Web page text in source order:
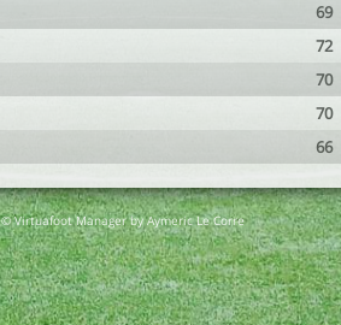
69
72
70
70
66
© Virtuafoot Manager by Aymeric Le Corre